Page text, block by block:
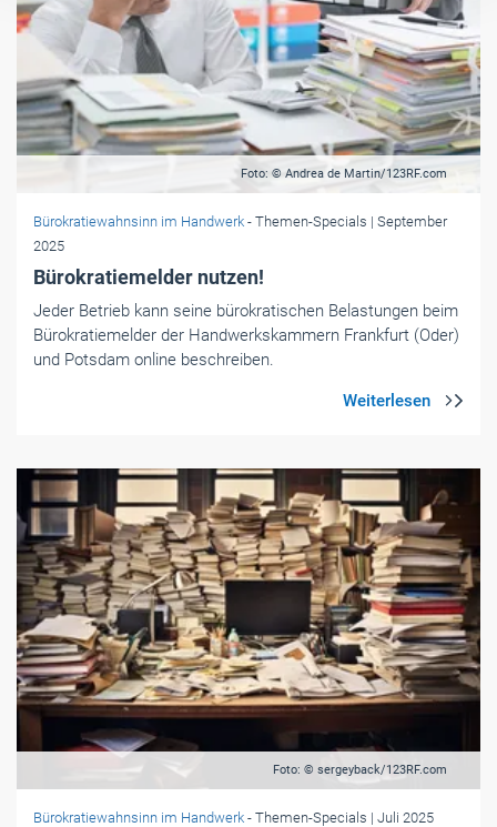
Foto: © Andrea de Martin/123RF.com
Bürokratiewahnsinn im Handwerk - Themen-Specials | September
2025
Bürokratiemelder nutzen!
Jeder Betrieb kann seine bürokratischen Belastungen beim
Bürokratiemelder der Handwerkskammern Frankfurt (Oder)
und Potsdam online beschreiben.
Foto: © sergeyback/123RF.com
Bürokratiewahnsinn im Handwerk - Themen-Specials | Juli 2025